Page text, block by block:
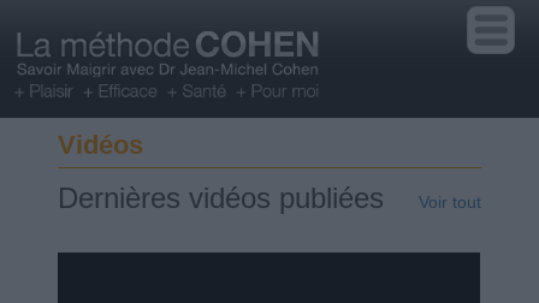
Vidéos
Dernières vidéos publiées Voir tout